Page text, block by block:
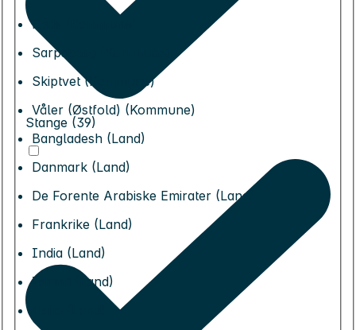
Råde (Kommune)
Sarpsborg (Kommune)
Skiptvet (Kommune)
Våler (Østfold) (Kommune)
Bangladesh (Land)
Danmark (Land)
De Forente Arabiske Emirater (Land)
Frankrike (Land)
India (Land)
Island (Land)
Stange (39)